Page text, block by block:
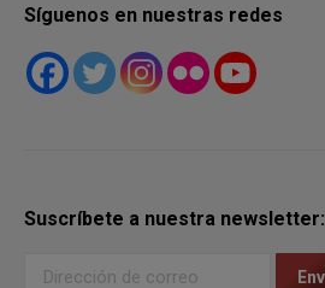
Síguenos en nuestras redes
Suscríbete a nuestra newsletter: